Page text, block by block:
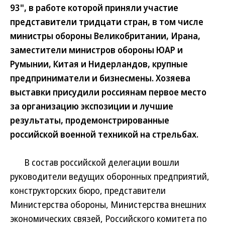
93", в работе которой приняли участие
представители тридцати стран, в том числе
министры обороны Великобритании, Ирана,
заместители министров обороны ЮАР и
Румынии, Китая и Нидерландов, крупные
предприниматели и бизнесмены. Хозяева
выставки присудили россиянам первое место
за организацию экспозиции и лучшие
результаты, продемонстрированные
российской военной техникой на стрельбах.
В состав российской делегации вошли
руководители ведущих оборонных предприятий,
конструкторских бюро, представители
Министерства обороны, Министерства внешних
экономических связей, Российского комитета по